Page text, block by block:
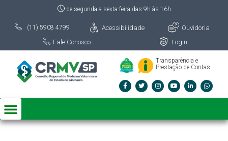
de segunda a sexta-feira das 9h às 16h
(11) 5908 4799 Acessibilidade
Ouvidoria
Fale Conosco
Login
Transparência e
Prestação de Contas